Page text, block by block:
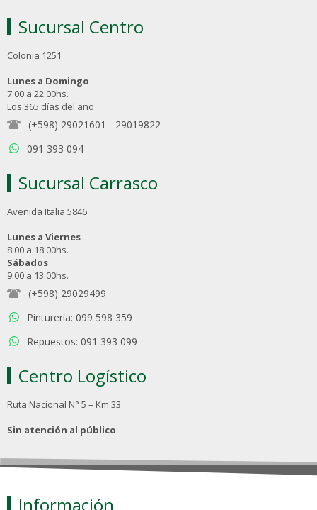
Sucursal Centro
Colonia 1251
Lunes a Domingo
7:00 a 22:00hs.
Los 365 días del año
(+598) 29021601 - 29019822
091 393 094
Sucursal Carrasco
Avenida Italia 5846
Lunes a Viernes
8:00 a 18:00hs.
Sábados
9:00 a 13:00hs.
(+598) 29029499
Pinturería: 099 598 359
Repuestos: 091 393 099
Centro Logístico
Ruta Nacional N° 5 – Km 33
Sin atención al público
Información